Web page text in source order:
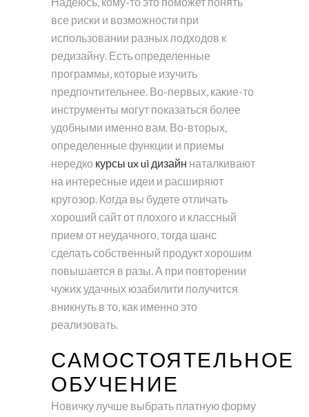
все риски и возможности при
использовании разных подходов к
редизайну. Есть определенные
программы, которые изучить
предпочтительнее. Во-первых, какие-то
инструменты могут показаться более
удобными именно вам. Во-вторых,
определенные функции и приемы
нередко курсы ux ui дизайн наталкивают
на интересные идеи и расширяют
кругозор. Когда вы будете отличать
хороший сайт от плохого и классный
прием от неудачного, тогда шанс
сделать собственный продукт хорошим
повышается в разы. А при повторении
чужих удачных юзабилити получится
вникнуть в то, как именно это
реализовать.
САМОСТОЯТЕЛЬНОЕ
ОБУЧЕНИЕ
Новичку лучше выбрать платную форму